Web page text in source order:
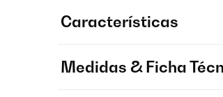
Características
Medidas & Ficha